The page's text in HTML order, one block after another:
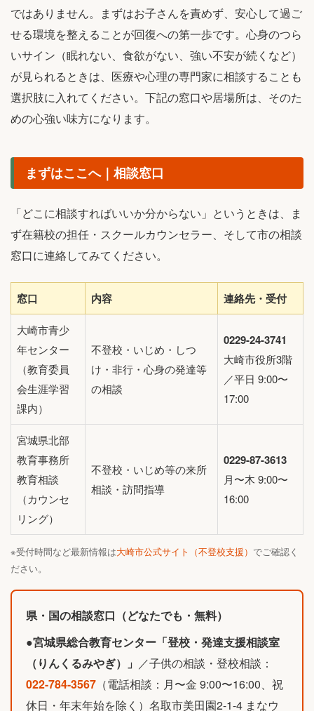
ではありません。まずはお子さんを責めず、安心して過ご
せる環境を整えることが回復への第一歩です。心身のつら
いサイン（眠れない、食欲がない、強い不安が続くなど）
が見られるときは、医療や心理の専門家に相談することも
選択肢に入れてください。下記の窓口や居場所は、そのた
めの心強い味方になります。
まずはここへ｜相談窓口
「どこに相談すればいいか分からない」というときは、ま
ず在籍校の担任・スクールカウンセラー、そして市の相談
窓口に連絡してみてください。
窓口 内容 連絡先・受付
大崎市青少
年センター
（教育委員
会生涯学習
課内）
不登校・いじめ・しつ
け・非行・心身の発達等
の相談
0229-24-3741
大崎市役所3階
／平日 9:00〜
17:00
宮城県北部
教育事務所
教育相談
（カウンセ
リング）
不登校・いじめ等の来所
相談・訪問指導
0229-87-3613
月〜木 9:00〜
16:00
※受付時間など最新情報は大崎市公式サイト（不登校支援） でご確認く
ださい。
県・国の相談窓口（どなたでも・無料）
●宮城県総合教育センター「登校・発達支援相談室
（りんくるみやぎ）」 ／子供の相談・登校相談：
022-784-3567 （電話相談：月〜金 9:00〜16:00、祝
休日・年末年始を除く）名取市美田園2-1-4 まなウ